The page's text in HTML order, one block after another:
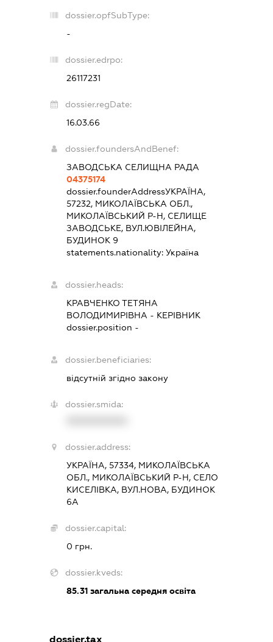
dossier.opfSubType:
-
dossier.edrpo:
26117231
dossier.regDate:
16.03.66
dossier.foundersAndBenef:
ЗАВОДСЬКА СЕЛИЩНА РАДА
04375174
dossier.founderAddressУКРАЇНА,
57232, МИКОЛАЇВСЬКА ОБЛ.,
МИКОЛАЇВСЬКИЙ Р-Н, СЕЛИЩЕ
ЗАВОДСЬКЕ, ВУЛ.ЮВІЛЕЙНА,
БУДИНОК 9
statements.nationality:Україна
dossier.heads:
КРАВЧЕНКО ТЕТЯНА
ВОЛОДИМИРІВНА - КЕРІВНИК
dossier.position -
dossier.beneficiaries:
відсутній згідно закону
dossier.smida:
dossier.address:
УКРАЇНА, 57334, МИКОЛАЇВСЬКА
ОБЛ., МИКОЛАЇВСЬКИЙ Р-Н, СЕЛО
КИСЕЛІВКА, ВУЛ.НОВА, БУДИНОК
6А
dossier.capital:
0 грн.
dossier.kveds:
85.31 загальна середня освіта
dossier.tax